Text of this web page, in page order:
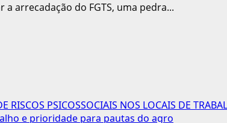
arrecadação do FGTS, uma pedra...
RISCOS PSICOSSOCIAIS NOS LOCAIS DE
e prioridade para pautas do agro